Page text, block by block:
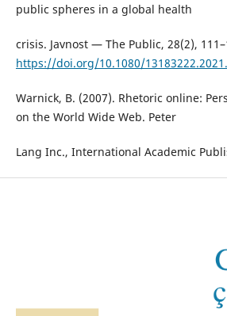
public spheres in a global health
crisis. Javnost — The Public, 28(2),
https://doi.org/10.1080/
Warnick, B. (2007). Rhetoric online:
on the World Wide Web. Peter
Lang Inc., International Academic